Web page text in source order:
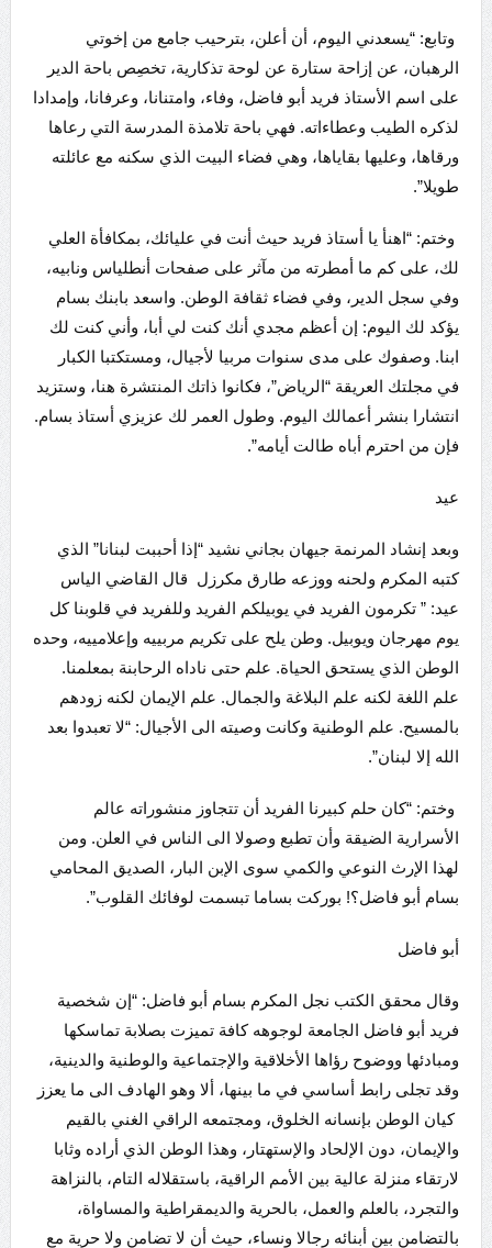
وتابع: “يسعدني اليوم، أن أعلن، بترحيب جامع من إخوتي
الرهبان، عن إزاحة ستارة عن لوحة تذكارية، تخصِص باحة الدير
على اسم الأستاذ فريد أبو فاضل، وفاء، وامتنانا، وعرفانا، وإمدادا
لذكره الطيب وعطاءاته. فهي باحة تلامذة المدرسة التي رعاها
ورقاها، وعليها بقاياها، وهي فضاء البيت الذي سكنه مع عائلته
طويلا”.
وختم: “اهنأ يا أستاذ فريد حيث أنت في عليائك، بمكافأة العلي
لك، على كم ما أمطرته من مآثر على صفحات أنطلياس ونابيه،
وفي سجل الدير، وفي فضاء ثقافة الوطن. واسعد بابنك بسام
يؤكد لك اليوم: إن أعظم مجدي أنك كنت لي أبا، وأني كنت لك
ابنا. وصفوك على مدى سنوات مربيا لأجيال، ومستكتبا الكبار
في مجلتك العريقة “الرياض”، فكانوا ذاتك المنتشرة هنا، وستزيد
انتشارا بنشر أعمالك اليوم. وطول العمر لك عزيزي أستاذ بسام.
فإن من احترم أباه طالت أيامه”.
عيد
وبعد إنشاد المرنمة جيهان بجاني نشيد “إذا أحببت لبنانا” الذي
كتبه المكرم ولحنه ووزعه طارق مكرزل قال القاضي الياس
عيد: ” تكرمون الفريد في يوبيلكم الفريد وللفريد في قلوبنا كل
يوم مهرجان ويوبيل. وطن يلح على تكريم مربييه وإعلامييه، وحده
الوطن الذي يستحق الحياة. علم حتى ناداه الرحابنة بمعلمنا.
علم اللغة لكنه علم البلاغة والجمال. علم الإيمان لكنه زودهم
بالمسيح. علم الوطنية وكانت وصيته الى الأجيال: “لا تعبدوا بعد
الله إلا لبنان”.
وختم: “كان حلم كبيرنا الفريد أن تتجاوز منشوراته عالم
الأسرارية الضيقة وأن تطبع وصولا الى الناس في العلن. ومن
لهذا الإرث النوعي والكمي سوى الإبن البار، الصديق المحامي
بسام أبو فاضل؟! بوركت بساما تبسمت لوفائك القلوب”.
أبو فاضل
وقال محقق الكتب نجل المكرم بسام أبو فاضل: “إن شخصية
فريد أبو فاضل الجامعة لوجوهه كافة تميزت بصلابة تماسكها
ومبادئها ووضوح رؤاها الأخلاقية والإجتماعية والوطنية والدينية،
وقد تجلى رابط أساسي في ما بينها، ألا وهو الهادف الى ما يعزز
كيان الوطن بإنسانه الخلوق، ومجتمعه الراقي الغني بالقيم
والإيمان، دون الإلحاد والإستهتار، وهذا الوطن الذي أراده وثابا
لارتقاء منزلة عالية بين الأمم الراقية، باستقلاله التام، بالنزاهة
والتجرد، بالعلم والعمل، بالحرية والديمقراطية والمساواة،
بالتضامن بين أبنائه رجالا ونساء، حيث أن لا تضامن ولا حرية مع